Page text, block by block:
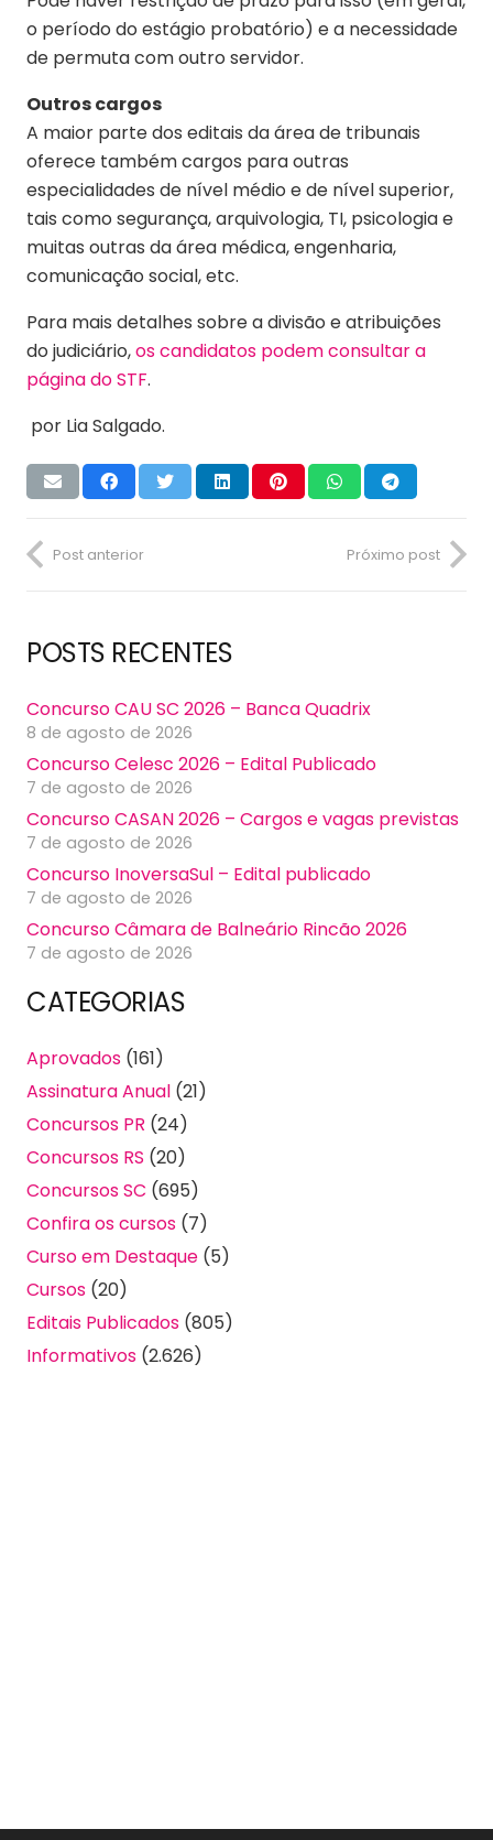
o período do estágio probatório) e a necessidade
de permuta com outro servidor.
Outros cargos
A maior parte dos editais da área de tribunais
oferece também cargos para outras
especialidades de nível médio e de nível superior,
tais como segurança, arquivologia, TI, psicologia e
muitas outras da área médica, engenharia,
comunicação social, etc.
Para mais detalhes sobre a divisão e atribuições
do judiciário,os candidatos podem consultar a
página do STF.
por Lia Salgado.
Post anterior Próximo post
POSTS RECENTES
Concurso CAU SC 2026 – Banca Quadrix
8 de agosto de 2026
Concurso Celesc 2026 – Edital Publicado
7 de agosto de 2026
Concurso CASAN 2026 – Cargos e vagas previstas
7 de agosto de 2026
Concurso InoversaSul – Edital publicado
7 de agosto de 2026
Concurso Câmara de Balneário Rincão 2026
7 de agosto de 2026
CATEGORIAS
Aprovados (161)
Assinatura Anual (21)
Concursos PR (24)
Concursos RS (20)
Concursos SC (695)
Confira os cursos (7)
Curso em Destaque (5)
Cursos (20)
Editais Publicados (805)
Informativos (2.626)